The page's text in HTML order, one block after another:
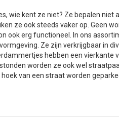
wie kent ze niet? Ze bepalen
ze ook steeds vaker op. Geen
ook erg functioneel. In ons
Ze zijn verkrijgbaar in
hebben een vierkante
worden ze ook wel
van een straat worden